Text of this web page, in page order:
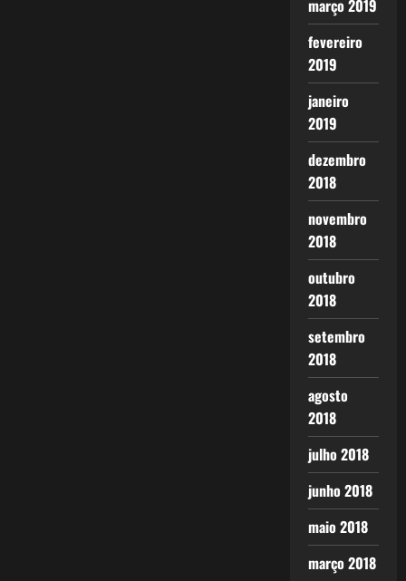
março 2019
fevereiro
2019
janeiro
2019
dezembro
2018
novembro
2018
outubro
2018
setembro
2018
agosto
2018
julho 2018
junho 2018
maio 2018
março 2018